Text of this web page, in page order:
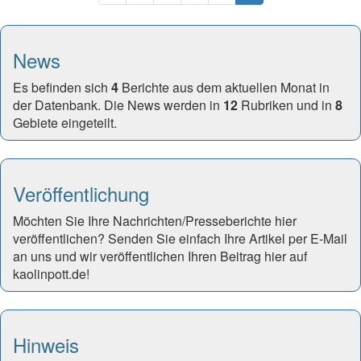
News
Es befinden sich 4 Berichte aus dem aktuellen Monat in
der Datenbank. Die News werden in 12 Rubriken und in 8
Gebiete eingeteilt.
Veröffentlichung
Möchten Sie Ihre Nachrichten/Presseberichte hier
veröffentlichen? Senden Sie einfach Ihre Artikel per E-Mail
an uns und wir veröffentlichen Ihren Beitrag hier auf
kaolinpott.de!
Hinweis